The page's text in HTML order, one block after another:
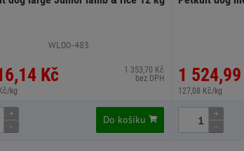
WL00-483
Kč
kg
1 353,70 Kč
bez DPH
+
-
Do košíku
1
127,08 Kč/kg
+
-